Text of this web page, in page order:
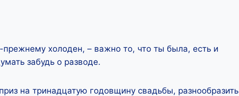
холоден, – важно то, что ты была, есть и
забудь о разводе.
на тринадцатую годовщину свадьбы, разнообразить